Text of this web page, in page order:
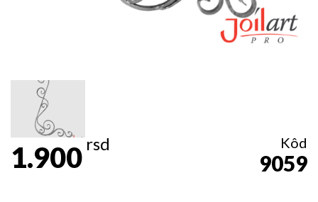
1.900rsd Kôd
9059